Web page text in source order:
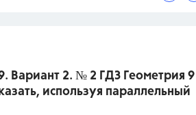
Вариант 2. № 2 ГДЗ Геометрия 9
используя параллельный